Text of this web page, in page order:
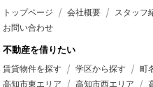
トップページ 会社概要 スタッフ
お問い合わせ
不動産を借りたい
賃貸物件を探す 学区から探す 町
高知市東エリア
高知市西エリア